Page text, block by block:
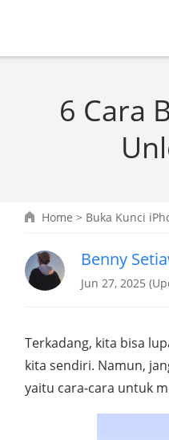
6 Cara
Home > Buka Kunci
Benny
Jun 27, 2025
Terkadang, kita bisa
kita sendiri. Namun,
yaitu cara-cara untuk